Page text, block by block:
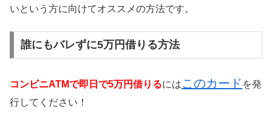
いという方に向けてオススメの方法です。
誰にもバレずに5万円借りる方法
コンビニATMで即日で5万円借りるにはこのカード を発
行してください！